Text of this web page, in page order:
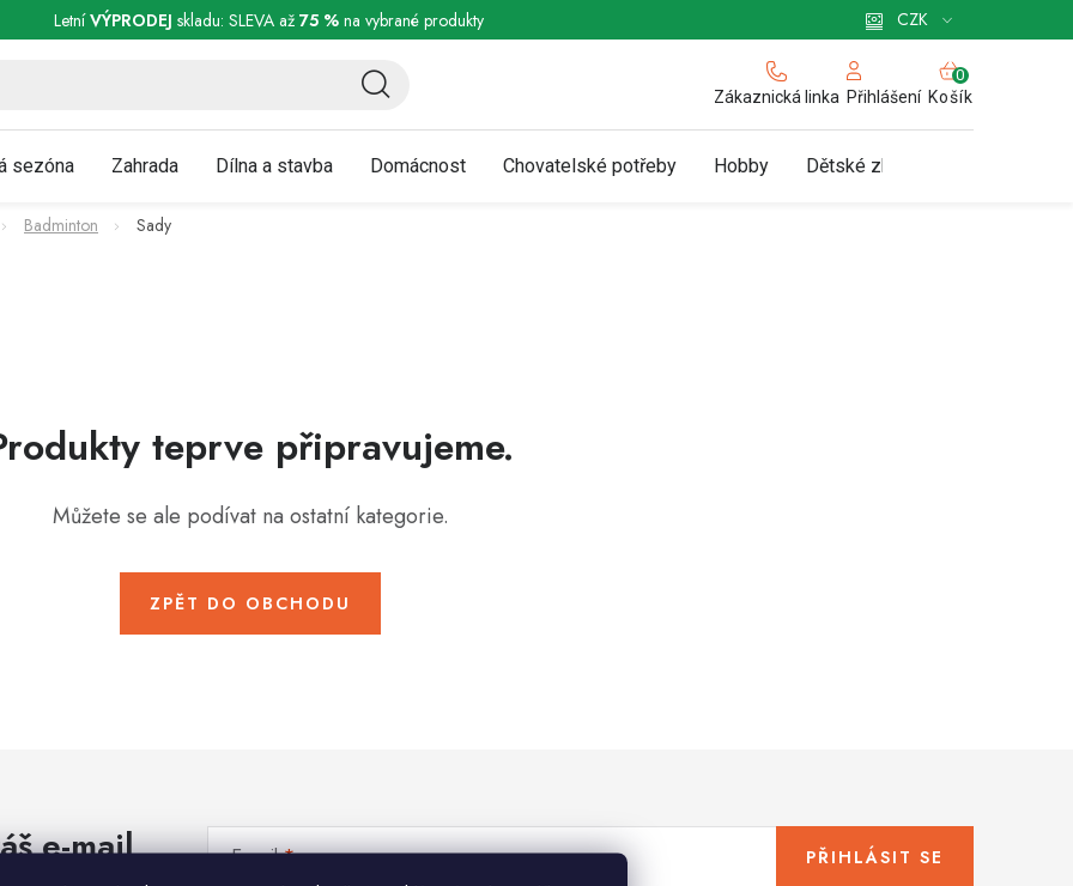
a reklamace Podmínky ochrany osobních údajů Obchodní podmínky pro podnikatele Zásady používání cookies
CZK
LetníVÝPRODEJ skladu: SLEVA až 75 %na vybrané produkty
Zákaznická linka Přihlášení
NÁKUPNÍ
KOŠÍK
Košík
sezóna Zahrada Dílna a stavba Domácnost Chovatelské potřeby Hobby Dětské zboží a hračky
Badminton Sady
teprve připravujeme.
Můžete se ale podívat na ostatní kategorie.
ZPĚT DO OBCHODU
e-mail E-mail PŘIHLÁSIT SE